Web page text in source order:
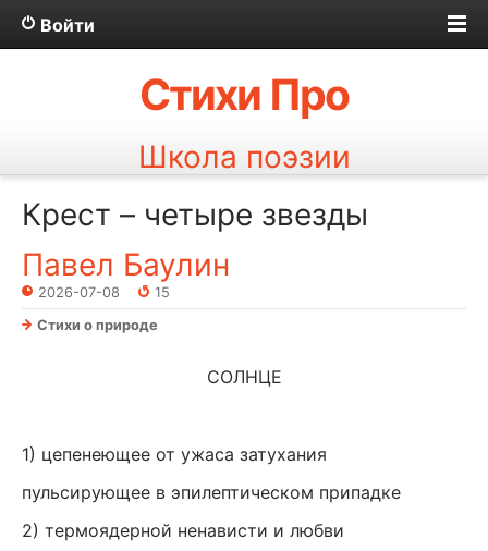
Войти
Стихи Про
Школа поэзии
Крест – четыре звезды
Павел Баулин
2026-07-08
15
Стихи о природе
СОЛНЦЕ
1) цепенеющее от ужаса затухания
пульсирующее в эпилептическом припадке
2) термоядерной ненависти и любви